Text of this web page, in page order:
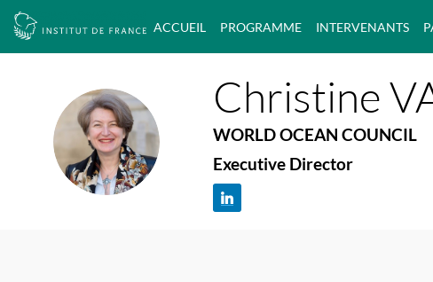
ACCUEIL PROGRAMME INTERVENANTS
CV(
Christine
WORLD OCEAN COUNCIL
Executive Director